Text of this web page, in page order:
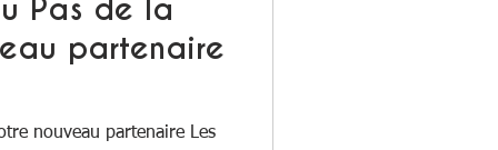
Pas de la
partenaire
nouveau partenaire Les